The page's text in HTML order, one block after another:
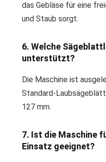
das Gebläse für eine
und Staub sorgt.
6. Welche
unterstützt?
Die Maschine ist
Standard-
127 mm.
7. Ist die Maschine
Einsatz geeignet?